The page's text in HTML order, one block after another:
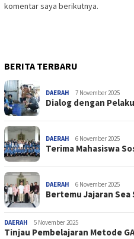
komentar saya berikutnya.
BERITA TERBARU
DAERAH 7 November 2025
Dialog dengan
DAERAH 6 November 2025
Terima Mahasiswa
DAERAH 6 November 2025
Bertemu Jajaran
DAERAH 5 November 2025
Tinjau Pembelajaran Metode